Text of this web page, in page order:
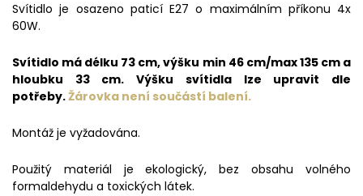
Svítidlo je osazeno paticí E27 o maximálním příkonu 4x
60W.
Svítidlo má délku 73 cm, výšku min 46 cm/max 135 cm a
hloubku 33 cm. Výšku svítidla lze upravit dle
potřeby.Žárovka není součástí balení.
Montáž je vyžadována.
Použitý materiál je ekologický, bez obsahu volného
formaldehydu a toxických látek.